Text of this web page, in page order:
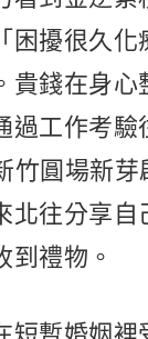
困擾很久化
貴錢在身心
過工作考驗
竹圓場新芽
北往分享自
到禮物。